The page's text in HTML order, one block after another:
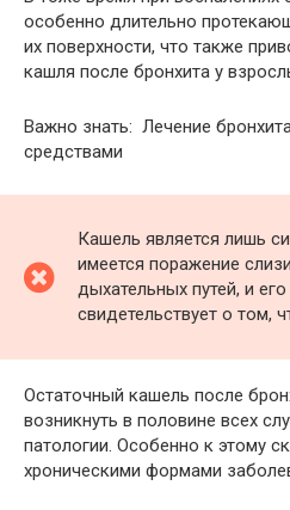
особенно длительно
их поверхности, что также
кашля после бронхита у
Важно знать: Лечение
средствами
Кашель является лишь
имеется поражение
дыхательных путей, и
свидетельствует о том,
Остаточный кашель после
возникнуть в половине всех
патологии. Особенно к этому
хроническими формами